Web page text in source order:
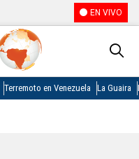
EN VIVO
Terremoto en Venezuela La Guaira